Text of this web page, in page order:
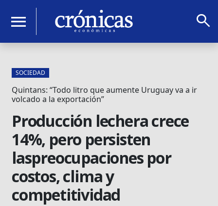
menu search
SOCIEDAD
Quintans: “Todo litro que aumente Uruguay va a ir
volcado a la exportación”
Producción lechera crece
14%, pero persisten
laspreocupaciones por
costos, clima y
competitividad